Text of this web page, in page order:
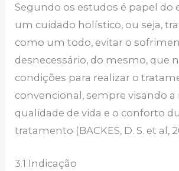
Segundo os estudos é papel do
um cuidado holístico, ou seja,
como um todo, evitar o
desnecessário, do mesmo, que
condições para realizar o
convencional, sempre visando
qualidade de vida e o conforto
tratamento (BACKES, D. S. et al,
3.1 Indicação